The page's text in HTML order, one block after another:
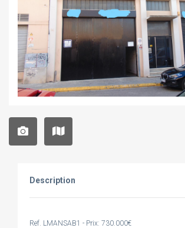
Description
Ref. LMANSAB1 - Prix: 730.000€